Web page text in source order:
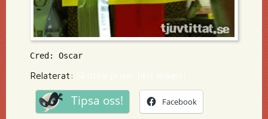
Cred: Oscar
Relaterat:
Tipsa oss! Facebook